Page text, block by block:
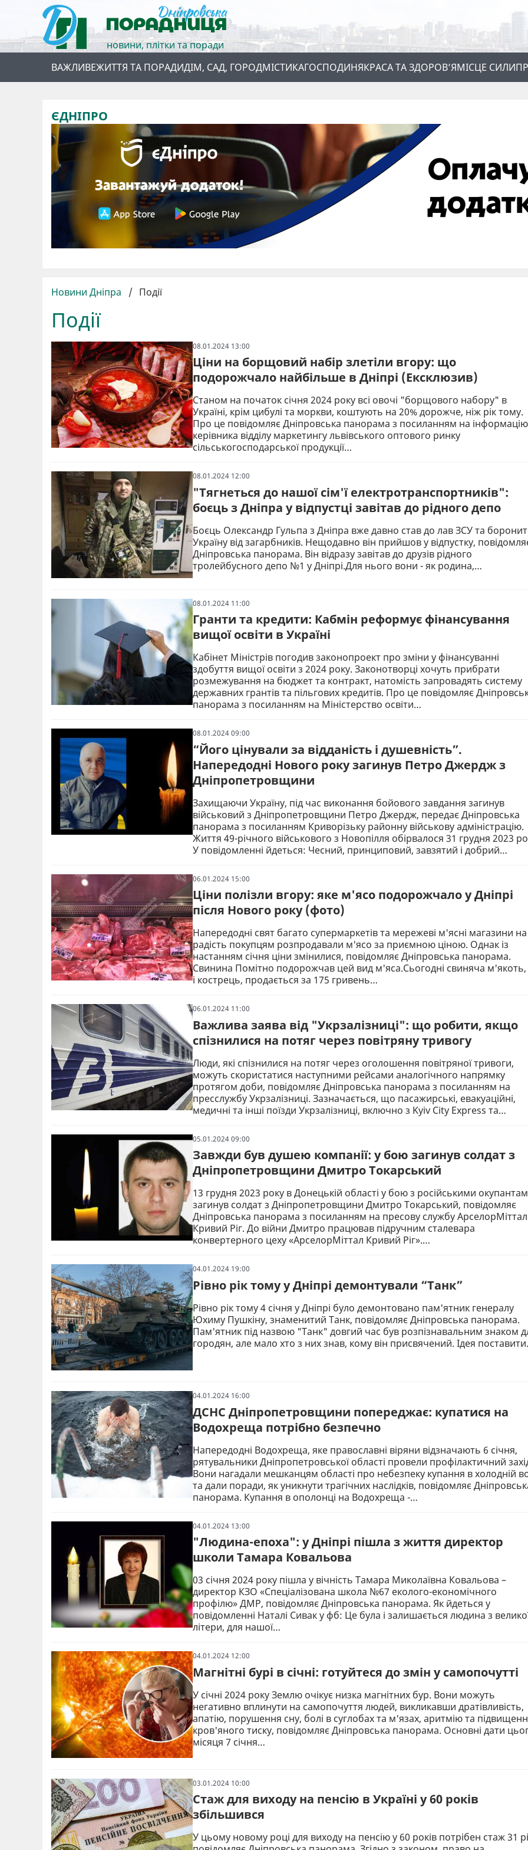
новини, плітки та поради
ВАЖЛИВЕЖИТТЯ ТА ПОРАДИДІМ, САД, ГОРОДМІСТИКАГОСПОДИНЯКРАСА ТА ЗДОРОВ’ЯМІСЦЕ СИЛИ
ЄДНІПРО
Новини Дніпра / Події
Події
08.01.2024 13:00
Ціни на борщовий набір злетіли вгору: що
подорожчало найбільше в Дніпрі (Ексклюзив)
Станом на початок січня 2024 року всі овочі "борщового набору" в
Україні, крім цибулі та моркви, коштують на 20% дорожче, ніж рік тому.
Про це повідомляє Дніпровська панорама з посиланням на інформацію
керівника відділу маркетингу львівського оптового ринку
сільськогосподарської продукції…
08.01.2024 12:00
"Тягнеться до нашої сім'ї електротранспортників":
боєць з Дніпра у відпустці завітав до рідного депо
Боєць Олександр Гульпа з Дніпра вже давно став до лав ЗСУ та
Україну від загарбників. Нещодавно він прийшов у відпустку,
Дніпровська панорама. Він відразу завітав до друзів рідного
тролейбусного депо №1 у Дніпрі.Для нього вони - як родина,…
08.01.2024 11:00
Гранти та кредити: Кабмін реформує фінансування
вищої освіти в Україні
Кабінет Міністрів погодив законопроект про зміни у фінансуванні
здобуття вищої освіти з 2024 року. Законотворці хочуть прибрати
розмежування на бюджет та контракт, натомість запровадять систему
державних грантів та пільгових кредитів. Про це повідомляє
панорама з посиланням на Міністерство освіти…
08.01.2024 09:00
“Його цінували за відданість і душевність”.
Напередодні Нового року загинув Петро Джердж з
Дніпропетровщини
Захищаючи Україну, під час виконання бойового завдання загинув
військовий з Дніпропетровщини Петро Джердж, передає Дніпровська
панорама з посиланням Криворізьку районну військову адміністрацію.
Життя 49-річного військового з Новопілля обірвалося 31 грудня 2023
У повідомленні йдеться: Чесний, принциповий, завзятий і добрий…
06.01.2024 15:00
Ціни полізли вгору: яке м'ясо подорожчало у Дніпрі
після Нового року (фото)
Напередодні свят багато супермаркетів та мережеві м'ясні магазини на
радість покупцям розпродавали м'ясо за приємною ціною. Однак із
настанням січня ціни змінилися, повідомляє Дніпровська панорама.
Свинина Помітно подорожчав цей вид м'яса.Сьогодні свиняча м'якоть,
і кострець, продається за 175 гривень…
06.01.2024 11:00
Важлива заява від "Укрзалізниці": що робити, якщо
спізнилися на потяг через повітряну тривогу
Люди, які спізнилися на потяг через оголошення повітряної тривоги,
можуть скористатися наступними рейсами аналогічного напрямку
протягом доби, повідомляє Дніпровська панорама з посиланням на
пресслужбу Укрзалізниці. Зазначається, що пасажирські, евакуаційні,
медичні та інші поїзди Укрзалізниці, включно з Kyiv City Express та…
05.01.2024 09:00
Завжди був душею компанії: у бою загинув солдат з
Дніпропетровщини Дмитро Токарський
13 грудня 2023 року в Донецькій області у бою з російськими
загинув солдат з Дніпропетровщини Дмитро Токарський, повідомляє
Дніпровська панорама з посиланням на пресову службу АрселорМіттал
Кривий Ріг. До війни Дмитро працював підручним сталевара
конвертерного цеху «АрселорМіттал Кривий Ріг».…
04.01.2024 19:00
Рівно рік тому у Дніпрі демонтували “Танк”
Рівно рік тому 4 січня у Дніпрі було демонтовано пам'ятник генералу
Юхиму Пушкіну, знаменитий Танк, повідомляє Дніпровська панорама.
Пам'ятник під назвою "Танк" довгий час був розпізнавальним знаком
городян, але мало хто з них знав, кому він присвячений. Ідея
04.01.2024 16:00
ДСНС Дніпропетровщини попереджає: купатися на
Водохреща потрібно безпечно
Напередодні Водохреща, яке православні віряни відзначають 6 січня,
рятувальники Дніпропетровської області провели профілактичний
Вони нагадали мешканцям області про небезпеку купання в холодній
та дали поради, як уникнути трагічних наслідків, повідомляє
панорама. Купання в ополонці на Водохреща -…
04.01.2024 13:00
"Людина-епоха": у Дніпрі пішла з життя директор
школи Тамара Ковальова
03 січня 2024 року пішла у вічність Тамара Миколаївна Ковальова –
директор КЗО «Спеціалізована школа №67 еколого-економічного
профілю» ДМР, повідомляє Дніпровська панорама. Як йдеться у
повідомленні Наталі Сивак у фб: Це була і залишається людина з
літери, для нашої…
04.01.2024 12:00
Магнітні бурі в січні: готуйтеся до змін у самопочутті
У січні 2024 року Землю очікує низка магнітних бур. Вони можуть
негативно вплинути на самопочуття людей, викликавши дратівливість,
апатію, порушення сну, болі в суглобах та м'язах, аритмію та
кров'яного тиску, повідомляє Дніпровська панорама. Основні дати
місяця 7 січня…
03.01.2024 10:00
Стаж для виходу на пенсію в Україні у 60 років
збільшився
У цьому новому році для виходу на пенсію у 60 років потрібен стаж 31